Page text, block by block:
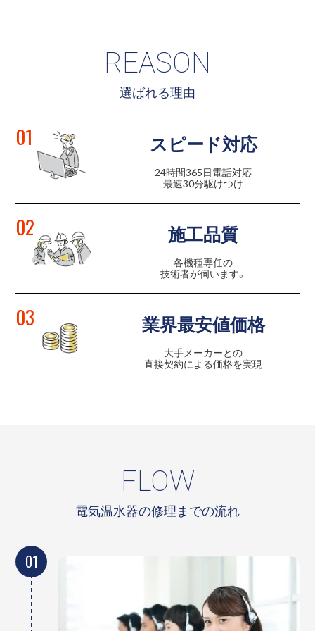
REASON
選ばれる理由
01 スピード対応
24時間365日電話対応
最速30分駆けつけ
02 施工品質
各機種専任の
技術者が伺います。
03 業界最安値価格
大手メーカーとの
直接契約による価格を実現
FLOW
電気温水器の修理までの流れ
01